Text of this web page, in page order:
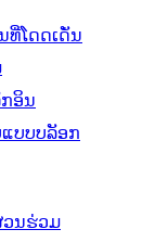
ທີ່ໂດດເດັ່ນ
ອິນ
ບບບລັອກ
ນຮ່ວມ